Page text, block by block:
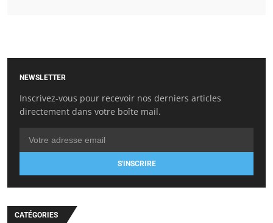
NEWSLETTER
Inscrivez-vous pour recevoir nos derniers articles
directement dans votre boîte mail.
S'INSCRIRE
CATÉGORIES